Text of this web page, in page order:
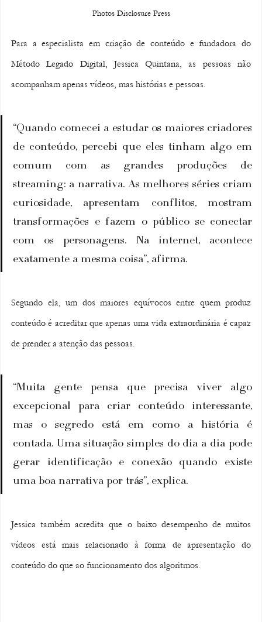
Photos Disclosure Press
Para a especialista em criação de conteúdo e fundadora do
Método Legado Digital, Jessica Quintana, as pessoas não
acompanham apenas vídeos, mas histórias e pessoas.
“Quando comecei a estudar os maiores criadores
de conteúdo, percebi que eles tinham algo em
comum com as grandes produções de
streaming: a narrativa. As melhores séries criam
curiosidade, apresentam conflitos, mostram
transformações e fazem o público se conectar
com os personagens. Na internet, acontece
exatamente a mesma coisa”, afirma.
Segundo ela, um dos maiores equívocos entre quem produz
conteúdo é acreditar que apenas uma vida extraordinária é capaz
de prender a atenção das pessoas.
“Muita gente pensa que precisa viver algo
excepcional para criar conteúdo interessante,
mas o segredo está em como a história é
contada. Uma situação simples do dia a dia pode
gerar identificação e conexão quando existe
uma boa narrativa por trás”, explica.
Jessica também acredita que o baixo desempenho de muitos
vídeos está mais relacionado à forma de apresentação do
conteúdo do que ao funcionamento dos algoritmos.